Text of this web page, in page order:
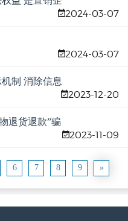
2024-03-07
2024-03-07
制 消除信息
2023-12-20
退货退款”骗
2023-11-09
6 7 8 9 »